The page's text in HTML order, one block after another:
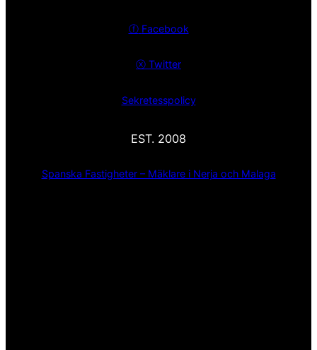
ⓕ Facebook
ⓧ Twitter
Sekretesspolicy
EST. 2008
Spanska Fastigheter – Mäklare i Nerja och Malaga